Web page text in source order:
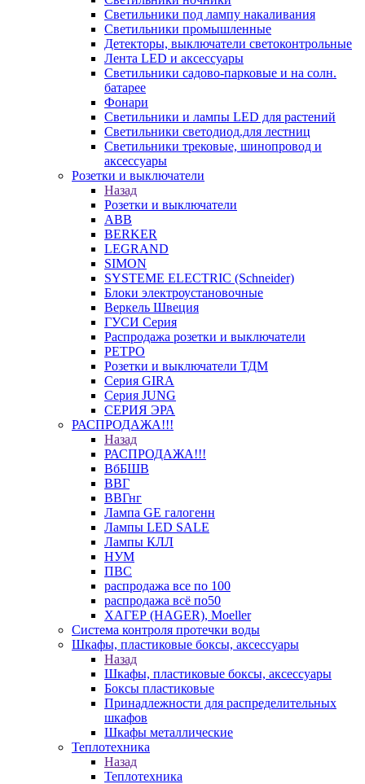
Светильники под лампу накаливания
Светильники промышленные
Детекторы, выключатели светоконтрольные
Лента LED и аксессуары
Светильники садово-парковые и на солн.
батарее
Фонари
Светильники и лампы LED для растений
Светильники светодиод.для лестниц
Светильники трековые, шинопровод и
аксессуары
Розетки и выключатели
Назад
Розетки и выключатели
ABB
BERKER
LEGRAND
SIMON
SYSTEME ELECTRIC (Schneider)
Блоки электроустановочные
Веркель Швеция
ГУСИ Серия
Распродажа розетки и выключатели
РЕТРО
Розетки и выключатели ТДМ
Серия GIRA
Серия JUNG
СЕРИЯ ЭРА
РАСПРОДАЖА!!!
Назад
РАСПРОДАЖА!!!
ВбБШВ
ВВГ
ВВГнг
Лампа GE галогенн
Лампы LED SALE
Лампы КЛЛ
НУМ
ПВС
распродажа все по 100
распродажа всё по50
ХАГЕР (HAGER), Moeller
Система контроля протечки воды
Шкафы, пластиковые боксы, аксессуары
Назад
Шкафы, пластиковые боксы, аксессуары
Боксы пластиковые
Принадлежности для распределительных
шкафов
Шкафы металлические
Теплотехника
Назад
Теплотехника